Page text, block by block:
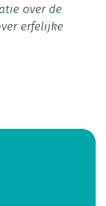
over de
erfelijke